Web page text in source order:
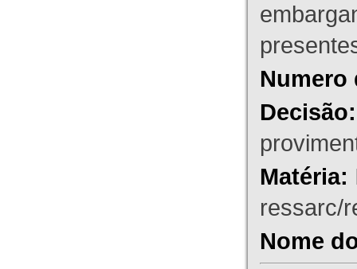
Numero
Decisão:
Matéria:
ressarc/
Nome